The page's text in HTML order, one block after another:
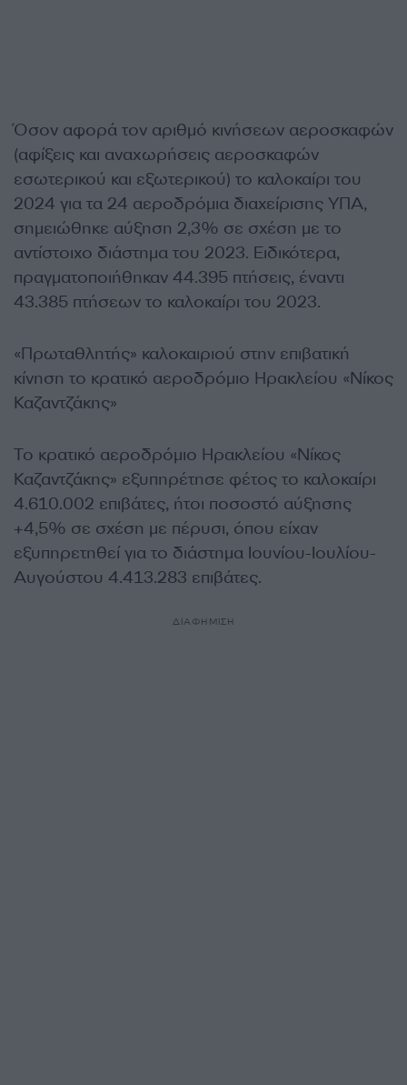
Όσον αφορά τον αριθμό κινήσεων αεροσκαφών
(αφίξεις και αναχωρήσεις αεροσκαφών
εσωτερικού και εξωτερικού) το καλοκαίρι του
2024 για τα 24 αεροδρόμια διαχείρισης ΥΠΑ,
σημειώθηκε αύξηση 2,3% σε σχέση με το
αντίστοιχο διάστημα του 2023. Ειδικότερα,
πραγματοποιήθηκαν 44.395 πτήσεις, έναντι
43.385 πτήσεων το καλοκαίρι του 2023.
«Πρωταθλητής» καλοκαιριού στην επιβατική
κίνηση το κρατικό αεροδρόμιο Ηρακλείου «Νίκος
Καζαντζάκης»
Το κρατικό αεροδρόμιο Ηρακλείου «Νίκος
Καζαντζάκης» εξυπηρέτησε φέτος το καλοκαίρι
4.610.002 επιβάτες, ήτοι ποσοστό αύξησης
+4,5% σε σχέση με πέρυσι, όπου είχαν
εξυπηρετηθεί για το διάστημα Ιουνίου-Ιουλίου-
Αυγούστου 4.413.283 επιβάτες.
ΔΙΑΦΗΜΙΣΗ